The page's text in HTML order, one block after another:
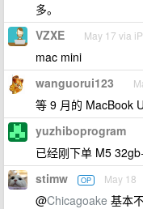
多。
VZXE May 17 via
mac mini
wanguorui123
等 9 月的 MacBook
yuzhiboprogram
已经刚下单 M5
stimw OP May 18
@Chicagoake 基本